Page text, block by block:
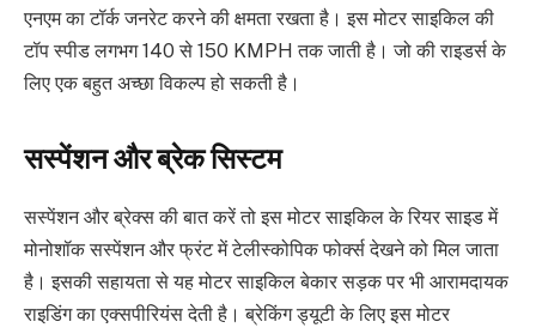
एनएम का टॉर्क जनरेट करने की क्षमता रखता है। इस मोटर साइकिल की
टॉप स्पीड लगभग 140 से 150 KMPH तक जाती है। जो की राइडर्स के
लिए एक बहुत अच्छा विकल्प हो सकती है।
सस्पेंशन और ब्रेक सिस्टम
सस्पेंशन और ब्रेक्स की बात करें तो इस मोटर साइकिल के रियर साइड में
मोनोशॉक सस्पेंशन और फ्रंट में टेलीस्कोपिक फोर्क्स देखने को मिल जाता
है। इसकी सहायता से यह मोटर साइकिल बेकार सड़क पर भी आरामदायक
राइडिंग का एक्सपीरियंस देती है। ब्रेकिंग ड्यूटी के लिए इस मोटर